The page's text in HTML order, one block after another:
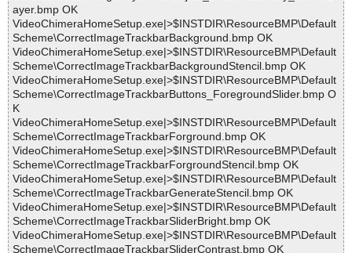
ayer.bmp OK
VideoChimeraHomeSetup.exe|>$INSTDIR\ResourceBMP\Default
Scheme\CorrectImageTrackbarBackground.bmp OK
VideoChimeraHomeSetup.exe|>$INSTDIR\ResourceBMP\Default
Scheme\CorrectImageTrackbarBackgroundStencil.bmp OK
VideoChimeraHomeSetup.exe|>$INSTDIR\ResourceBMP\Default
Scheme\CorrectImageTrackbarButtons_ForegroundSlider.bmp O
K
VideoChimeraHomeSetup.exe|>$INSTDIR\ResourceBMP\Default
Scheme\CorrectImageTrackbarForground.bmp OK
VideoChimeraHomeSetup.exe|>$INSTDIR\ResourceBMP\Default
Scheme\CorrectImageTrackbarForgroundStencil.bmp OK
VideoChimeraHomeSetup.exe|>$INSTDIR\ResourceBMP\Default
Scheme\CorrectImageTrackbarGenerateStencil.bmp OK
VideoChimeraHomeSetup.exe|>$INSTDIR\ResourceBMP\Default
Scheme\CorrectImageTrackbarSliderBright.bmp OK
VideoChimeraHomeSetup.exe|>$INSTDIR\ResourceBMP\Default
Scheme\CorrectImageTrackbarSliderContrast.bmp OK